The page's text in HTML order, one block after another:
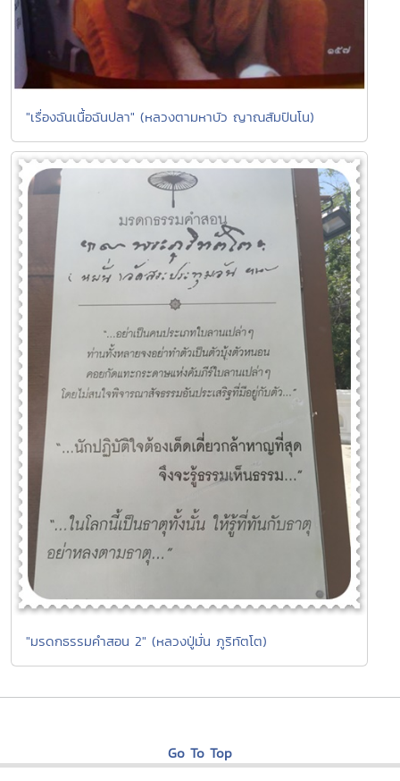
"เรื่องฉันเนื้อฉันปลา" (หลวงตามหาบัว ญาณสัมปันโน)
"มรดกธรรมคำสอน 2" (หลวงปู่มั่น ภูริทัตโต)
Go To Top